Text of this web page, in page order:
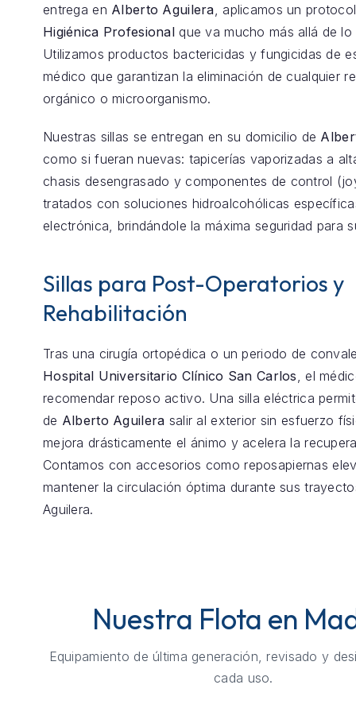
entrega en Alberto Aguilera , aplicamos un
Higiénica Profesional que va mucho más allá de
Utilizamos productos bactericidas y fungicidas de
médico que garantizan la eliminación de cualquier
orgánico o microorganismo.
Nuestras sillas se entregan en su domicilio de
como si fueran nuevas: tapicerías vaporizadas a
chasis desengrasado y componentes de control
tratados con soluciones hidroalcohólicas
electrónica, brindándole la máxima seguridad para
Sillas para Post-Operatorios y
Rehabilitación
Tras una cirugía ortopédica o un periodo de
Hospital Universitario Clínico San Carlos, el
recomendar reposo activo. Una silla eléctrica
de Alberto Aguilera salir al exterior sin esfuerzo
mejora drásticamente el ánimo y acelera la
Contamos con accesorios como reposapiernas
mantener la circulación óptima durante sus
Aguilera.
Nuestra Flota en
Equipamiento de última generación, revisado y
cada uso.